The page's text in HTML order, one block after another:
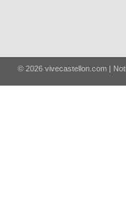
© 2026 vivecastellon.com |